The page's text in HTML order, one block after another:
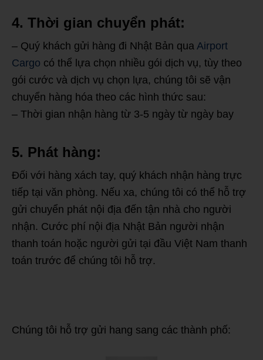
4. Thời gian chuyển phát:
– Quý khách gửi hàng đi Nhật Bản qua Airport
Cargo có thể lựa chọn nhiều gói dịch vụ, tùy theo
gói cước và dịch vụ chọn lựa, chúng tôi sẽ vận
chuyển hàng hóa theo các hình thức sau:
– Thời gian nhận hàng từ 3-5 ngày từ ngày bay
5. Phát hàng:
Đối với hàng xách tay, quý khách nhận hàng trực
tiếp tại văn phòng. Nếu xa, chúng tôi có thể hỗ trợ
gửi chuyển phát nội địa đến tận nhà cho người
nhận. Cước phí nội địa Nhật Bản người nhận
thanh toán hoặc người gửi tại đầu Việt Nam thanh
toán trước để chúng tôi hỗ trợ.
Chúng tôi hỗ trợ gửi hang sang các thành phố: